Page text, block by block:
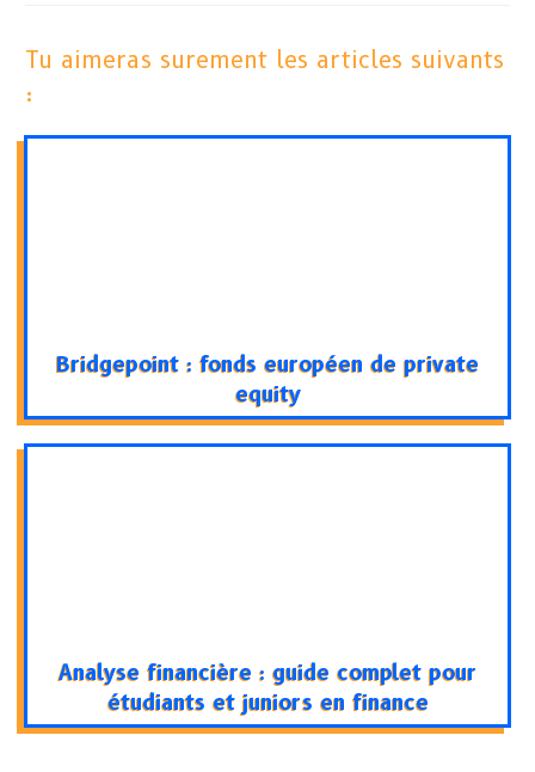
Tu aimeras surement les articles suivants
:
Bridgepoint : fonds européen de private
equity
Analyse financière : guide complet pour
étudiants et juniors en finance